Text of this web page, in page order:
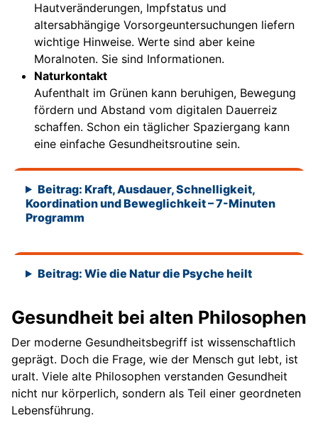
Hautveränderungen, Impfstatus und
altersabhängige Vorsorgeuntersuchungen liefern
wichtige Hinweise. Werte sind aber keine
Moralnoten. Sie sind Informationen.
Naturkontakt
Aufenthalt im Grünen kann beruhigen, Bewegung
fördern und Abstand vom digitalen Dauerreiz
schaffen. Schon ein täglicher Spaziergang kann
eine einfache Gesundheitsroutine sein.
Beitrag: Kraft, Ausdauer, Schnelligkeit,
Koordination und Beweglichkeit – 7-Minuten
Programm
Beitrag: Wie die Natur die Psyche heilt
Gesundheit bei alten Philosophen
Der moderne Gesundheitsbegriff ist wissenschaftlich
geprägt. Doch die Frage, wie der Mensch gut lebt, ist
uralt. Viele alte Philosophen verstanden Gesundheit
nicht nur körperlich, sondern als Teil einer geordneten
Lebensführung.